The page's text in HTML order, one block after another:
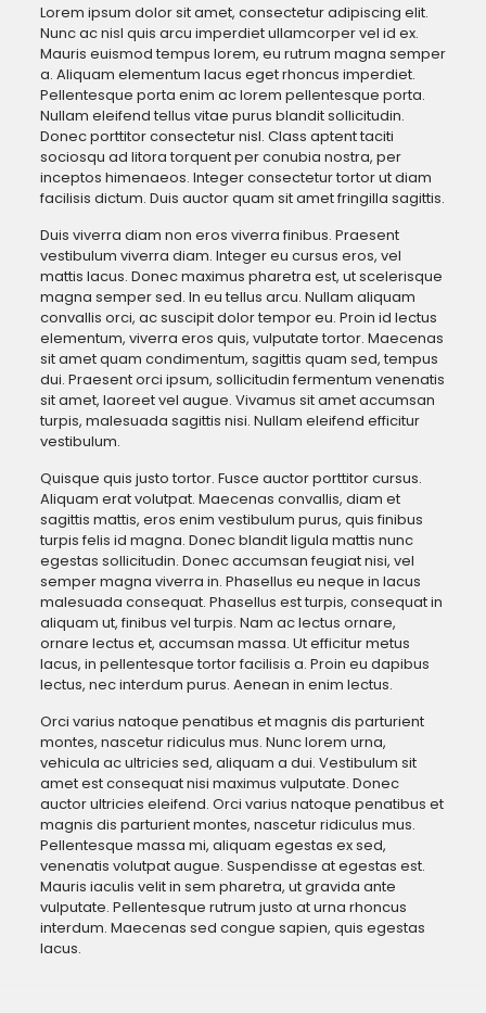
Lorem ipsum dolor sit amet, consectetur adipiscing elit.
Nunc ac nisl quis arcu imperdiet ullamcorper vel id ex.
Mauris euismod tempus lorem, eu rutrum magna semper
a. Aliquam elementum lacus eget rhoncus imperdiet.
Pellentesque porta enim ac lorem pellentesque porta.
Nullam eleifend tellus vitae purus blandit sollicitudin.
Donec porttitor consectetur nisl. Class aptent taciti
sociosqu ad litora torquent per conubia nostra, per
inceptos himenaeos. Integer consectetur tortor ut diam
facilisis dictum. Duis auctor quam sit amet fringilla sagittis.
Duis viverra diam non eros viverra finibus. Praesent
vestibulum viverra diam. Integer eu cursus eros, vel
mattis lacus. Donec maximus pharetra est, ut scelerisque
magna semper sed. In eu tellus arcu. Nullam aliquam
convallis orci, ac suscipit dolor tempor eu. Proin id lectus
elementum, viverra eros quis, vulputate tortor. Maecenas
sit amet quam condimentum, sagittis quam sed, tempus
dui. Praesent orci ipsum, sollicitudin fermentum venenatis
sit amet, laoreet vel augue. Vivamus sit amet accumsan
turpis, malesuada sagittis nisi. Nullam eleifend efficitur
vestibulum.
Quisque quis justo tortor. Fusce auctor porttitor cursus.
Aliquam erat volutpat. Maecenas convallis, diam et
sagittis mattis, eros enim vestibulum purus, quis finibus
turpis felis id magna. Donec blandit ligula mattis nunc
egestas sollicitudin. Donec accumsan feugiat nisi, vel
semper magna viverra in. Phasellus eu neque in lacus
malesuada consequat. Phasellus est turpis, consequat in
aliquam ut, finibus vel turpis. Nam ac lectus ornare,
ornare lectus et, accumsan massa. Ut efficitur metus
lacus, in pellentesque tortor facilisis a. Proin eu dapibus
lectus, nec interdum purus. Aenean in enim lectus.
Orci varius natoque penatibus et magnis dis parturient
montes, nascetur ridiculus mus. Nunc lorem urna,
vehicula ac ultricies sed, aliquam a dui. Vestibulum sit
amet est consequat nisi maximus vulputate. Donec
auctor ultricies eleifend. Orci varius natoque penatibus et
magnis dis parturient montes, nascetur ridiculus mus.
Pellentesque massa mi, aliquam egestas ex sed,
venenatis volutpat augue. Suspendisse at egestas est.
Mauris iaculis velit in sem pharetra, ut gravida ante
vulputate. Pellentesque rutrum justo at urna rhoncus
interdum. Maecenas sed congue sapien, quis egestas
lacus.